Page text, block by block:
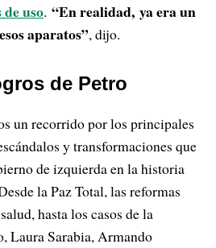
uso. “En realidad, ya era un
aparatos”, dijo.
de Petro
un recorrido por los principales
y transformaciones que
de izquierda en la historia
la Paz Total, las reformas
hasta los casos de la
Laura Sarabia, Armando